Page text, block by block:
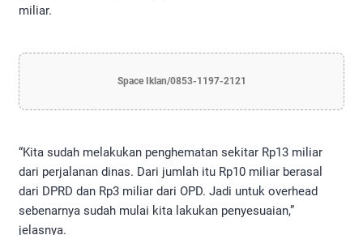
miliar.
Space Iklan/0853-1197-2121
“Kita sudah melakukan penghematan sekitar Rp13 miliar
dari perjalanan dinas. Dari jumlah itu Rp10 miliar berasal
dari DPRD dan Rp3 miliar dari OPD. Jadi untuk overhead
sebenarnya sudah mulai kita lakukan penyesuaian,”
jelasnya.